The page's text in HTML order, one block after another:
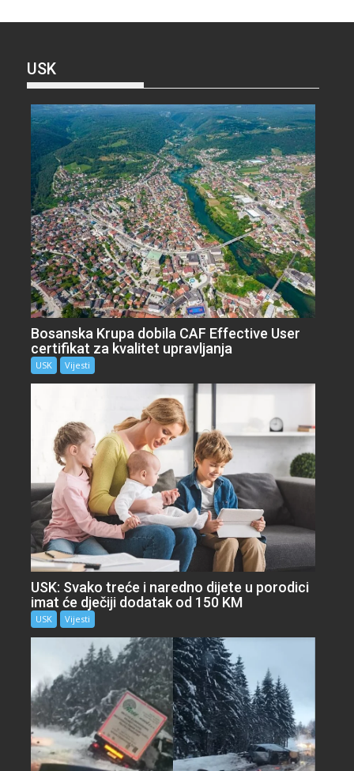
USK
Bosanska Krupa dobila CAF Effective User
certifikat za kvalitet upravljanja
USK Vijesti
USK: Svako treće i naredno dijete u porodici
imat će dječiji dodatak od 150 KM
USK Vijesti